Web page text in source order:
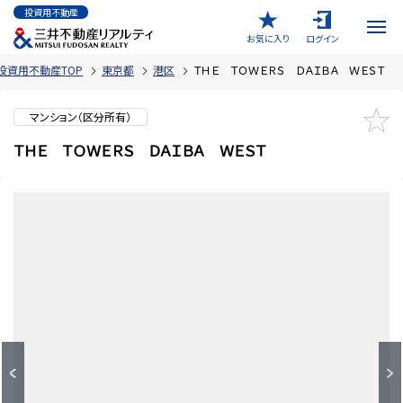
投資用不動産
お気に入り
ログイン
資用不動産TOP 東京都 港区 ＴＨＥ ＴＯＷＥＲＳ ＤＡＩＢＡ ＷＥＳＴ
マンション（区分所有）
ＴＨＥ ＴＯＷＥＲＳ ＤＡＩＢＡ ＷＥＳＴ